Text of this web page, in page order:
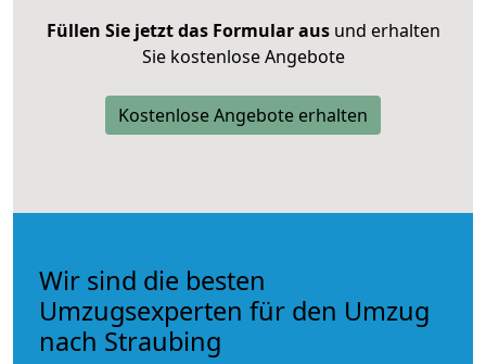
Füllen Sie jetzt das Formular ausund erhalten
Sie kostenlose Angebote
Kostenlose Angebote erhalten
Wir sind die besten
Umzugsexperten für den Umzug
nach Straubing